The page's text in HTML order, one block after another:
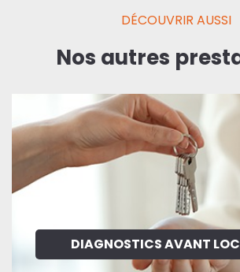
DÉCOUVRIR AUSSI
Nos autres
DIAGNOSTICS AVANT